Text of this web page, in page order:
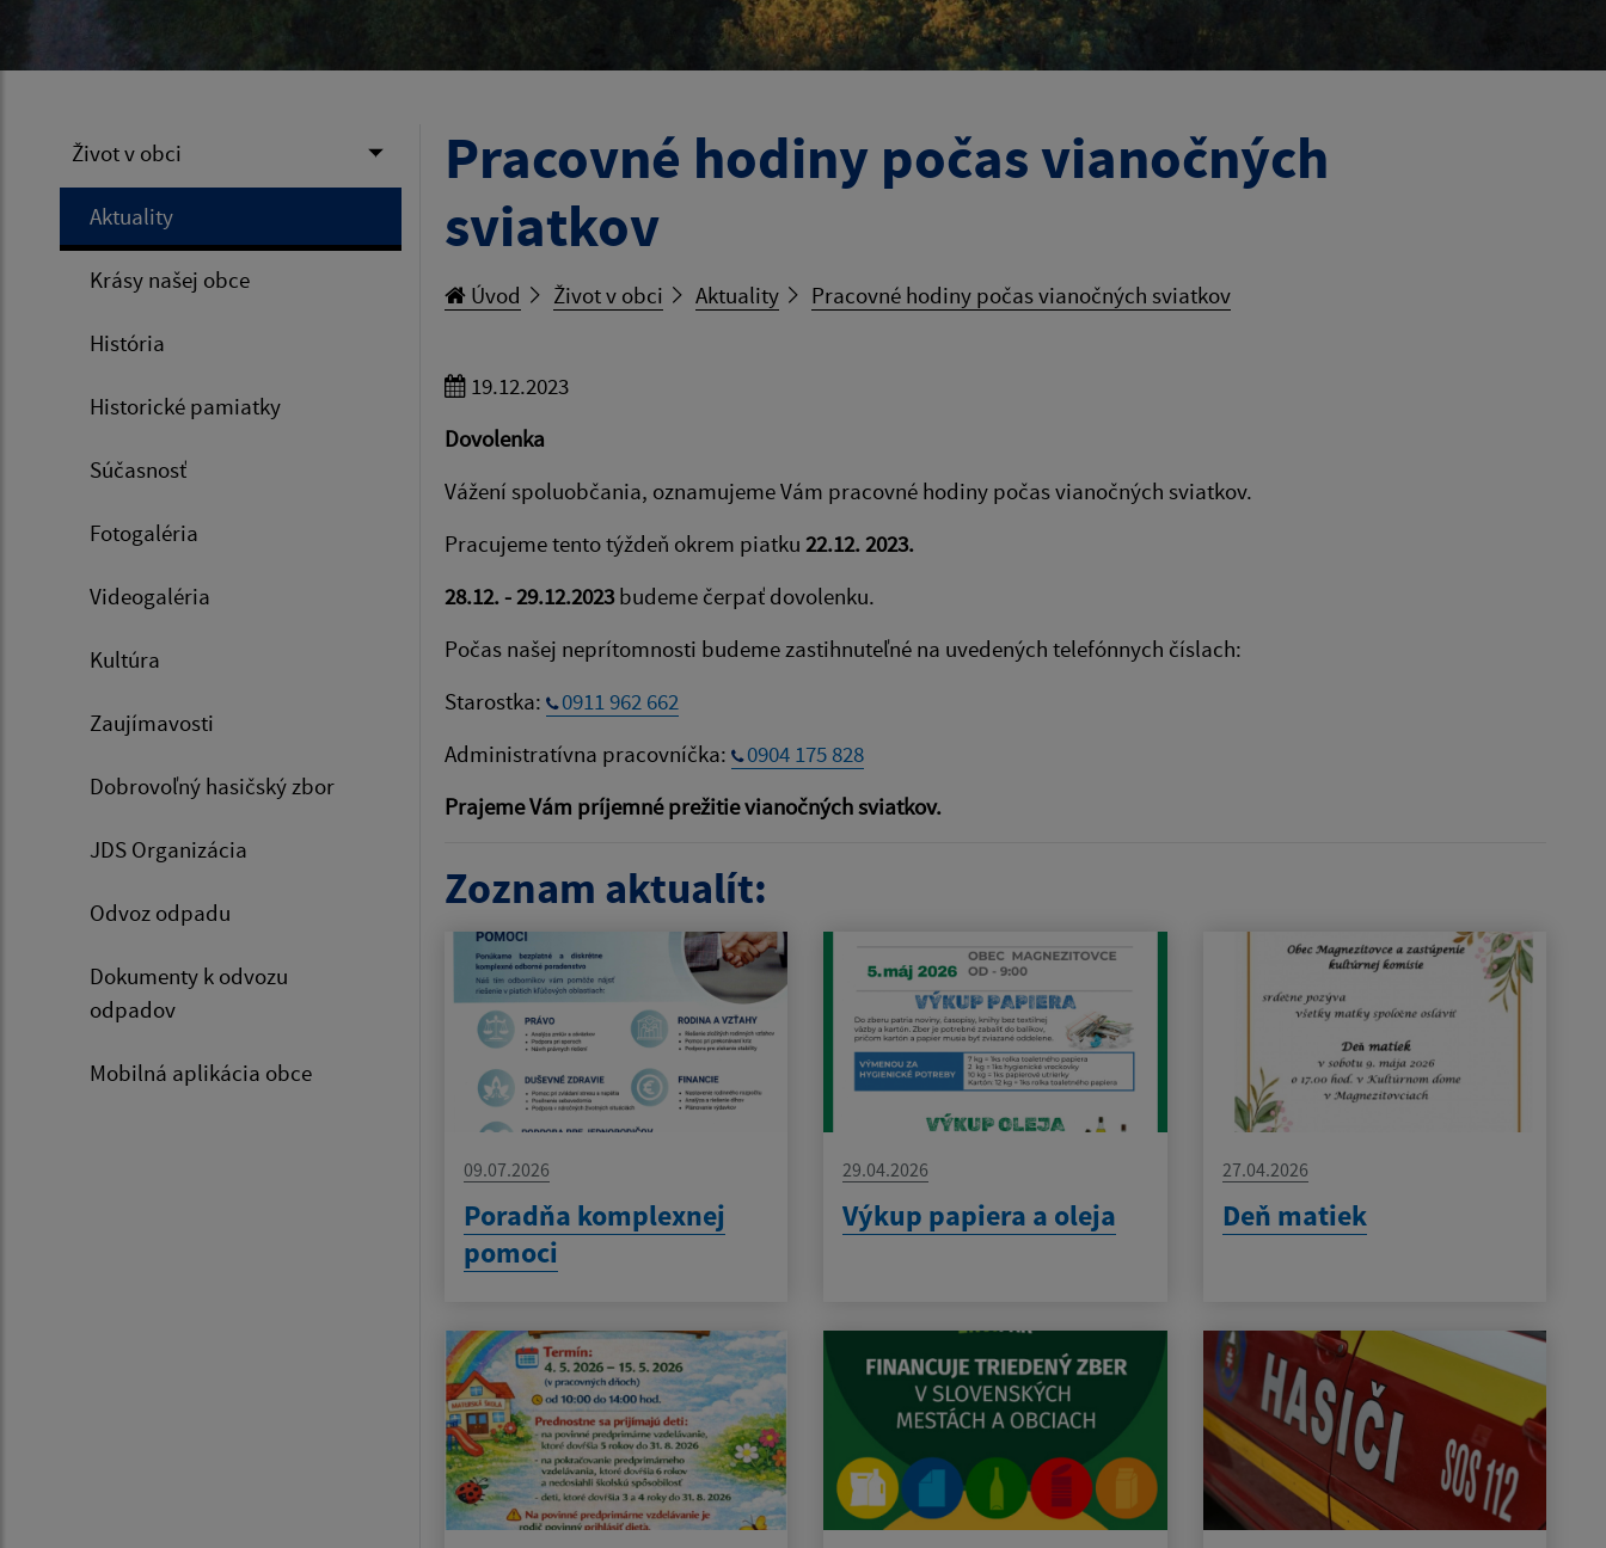
Život v obci
Aktuality
Krásy našej obce
História
Historické pamiatky
Súčasnosť
Fotogaléria
Videogaléria
Kultúra
Zaujímavosti
Dobrovoľný hasičský zbor
JDS Organizácia
Odvoz odpadu
Dokumenty k odvozu
odpadov
Mobilná aplikácia obce
Pracovné hodiny počas vianočných
sviatkov
Úvod Život v obci Aktuality Pracovné hodiny počas vianočných sviatkov
19.12.2023
Dovolenka
Vážení spoluobčania, oznamujeme Vám pracovné hodiny počas vianočných sviatkov.
Pracujeme tento týždeň okrem piatku 22.12. 2023.
28.12. - 29.12.2023budeme čerpať dovolenku.
Počas našej neprítomnosti budeme zastihnuteľné na uvedených telefónnych číslach:
Starostka:
0911 962 662
Administratívna pracovníčka:
0904 175 828
Prajeme Vám príjemné prežitie vianočných sviatkov.
Zoznam aktualít:
09.07.2026
Poradňa komplexnej
pomoci
29.04.2026
Výkup papiera a oleja
27.04.2026
Deň matiek